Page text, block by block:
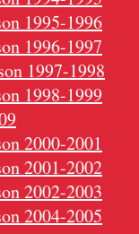
1995-1996
1996-1997
1997-1998
1998-1999
2000-2001
2001-2002
2002-2003
2004-2005